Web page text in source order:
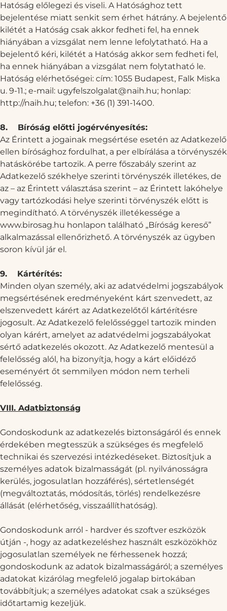
Hatóság előlegezi és viseli. A Hatósághoz tett
bejelentése miatt senkit sem érhet hátrány. A bejelentő
kilétét a Hatóság csak akkor fedheti fel, ha ennek
hiányában a vizsgálat nem lenne lefolytatható. Ha a
bejelentő kéri, kilétét a Hatóság akkor sem fedheti fel,
ha ennek hiányában a vizsgálat nem folytatható le.
Hatóság elérhetőségei: cím: 1055 Budapest, Falk Miska
u. 9-11.; e-mail: ugyfelszolgalat@naih.hu; honlap:
http://naih.hu; telefon: +36 (1) 391-1400.
8.
Bíróság előtti jogérvényesítés:
Az Érintett a jogainak megsértése esetén az Adatkezelő
ellen bírósághoz fordulhat, a per elbírálása a törvényszék
hatáskörébe tartozik. A perre főszabály szerint az
Adatkezelő székhelye szerinti törvényszék illetékes, de
az – az Érintett választása szerint – az Érintett lakóhelye
vagy tartózkodási helye szerinti törvényszék előtt is
megindítható. A törvényszék illetékessége a
www.birosag.hu honlapon található „Bíróság kereső”
alkalmazással ellenőrizhető. A törvényszék az ügyben
soron kívül jár el.
9.
Kártérítés:
Minden olyan személy, aki az adatvédelmi jogszabályok
megsértésének eredményeként kárt szenvedett, az
elszenvedett kárért az Adatkezelőtől kártérítésre
jogosult. Az Adatkezelő felelősséggel tartozik minden
olyan kárért, amelyet az adatvédelmi jogszabályokat
sértő adatkezelés okozott. Az Adatkezelő mentesül a
felelősség alól, ha bizonyítja, hogy a kárt előidéző
eseményért őt semmilyen módon nem terheli
felelősség.
VIII. Adatbiztonság
Gondoskodunk az adatkezelés biztonságáról és ennek
érdekében megtesszük a szükséges és megfelelő
technikai és szervezési intézkedéseket. Biztosítjuk a
személyes adatok bizalmasságát (pl. nyilvánosságra
kerülés, jogosulatlan hozzáférés), sértetlenségét
(megváltoztatás, módosítás, törlés) rendelkezésre
állását (elérhetőség, visszaállíthatóság).
Gondoskodunk arról - hardver és szoftver eszközök
útján -, hogy az adatkezeléshez használt eszközökhöz
jogosulatlan személyek ne férhessenek hozzá;
gondoskodunk az adatok bizalmasságáról; a személyes
adatokat kizárólag megfelelő jogalap birtokában
továbbítjuk; a személyes adatokat csak a szükséges
időtartamig kezeljük.